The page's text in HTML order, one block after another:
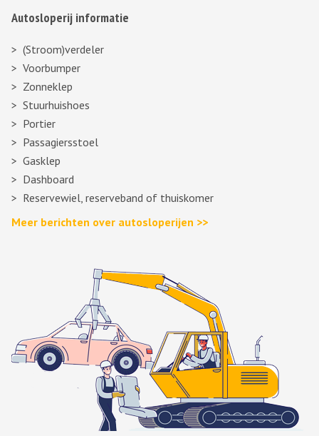
Autosloperij informatie
(Stroom)verdeler
Voorbumper
Zonneklep
Stuurhuishoes
Portier
Passagiersstoel
Gasklep
Dashboard
Reservewiel, reserveband of thuiskomer
Meer berichten over autosloperijen >>